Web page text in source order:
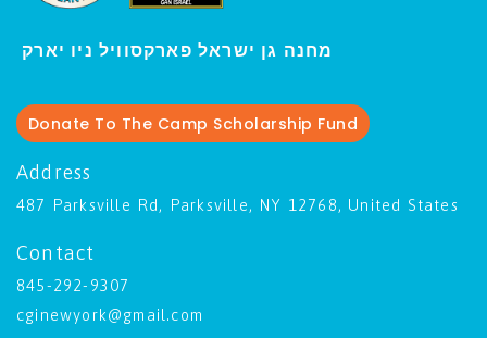
מחנה גן ישראל פארקסוויל ני
Donate To The Camp Scholarship Fund
Address
487 Parksville Rd, Parksville, NY 12768, United States
Contact
845-292-9307
cginewyork@gmail.com